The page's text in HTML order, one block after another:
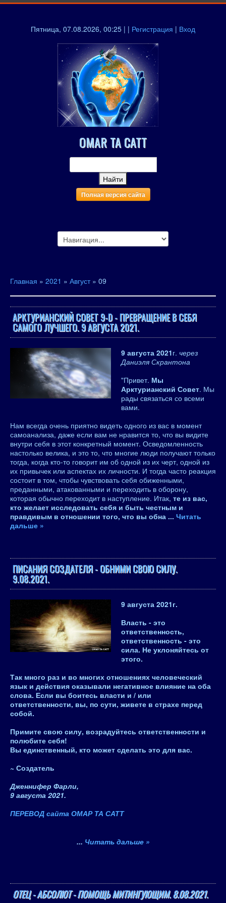
Пятница, 07.08.2026, 00:25 | | Регистрация | Вход
OMAR TA CATT
Полная версия сайта
Главная » 2021 » Август » 09
АРКТУРИАНСКИЙ СОВЕТ 9-D - ПРЕВРАЩЕНИЕ В СЕБЯ
САМОГО ЛУЧШЕГО. 9 АВГУСТА 2021.
9 августа 2021г. через
Даниэля Скрантона
"Привет. Мы
Арктурианский Совет. Мы
рады связаться со всеми
вами.
Нам всегда очень приятно видеть одного из вас в момент
самоанализа, даже если вам не нравится то, что вы видите
внутри себя в этот конкретный момент. Осведомленность
настолько велика, и это то, что многие люди получают только
тогда, когда кто-то говорит им об одной из их черт, одной из
их привычек или аспектах их личности. И тогда часто реакция
состоит в том, чтобы чувствовать себя обиженными,
преданными, атакованными и переходить в оборону,
которая обычно переходит в наступление. Итак, те из вас,
кто желает исследовать себя и быть честным и
правдивым в отношении того, что вы обна ... Читать
дальше »
ПИСАНИЯ СОЗДАТЕЛЯ - ОБНИМИ СВОЮ СИЛУ.
9.08.2021.
9 августа 2021г.
Власть - это
ответственность,
ответственность - это
сила. Не уклоняйтесь от
этого.
Так много раз и во многих отношениях человеческий
язык и действия оказывали негативное влияние на оба
слова. Если вы боитесь власти и / или
ответственности, вы, по сути, живете в страхе перед
собой.
Примите свою силу, возрадуйтесь ответственности и
полюбите себя!
Вы единственный, кто может сделать это для вас.
~ Создатель
Дженнифер Фарли,
9 августа 2021.
ПЕРЕВОД сайта ОМАР ТА САТТ
... Читать дальше »
ОТЕЦ - АБСОЛЮТ - ПОМОЩЬ МИТИНГУЮЩИМ. 8.08.2021.